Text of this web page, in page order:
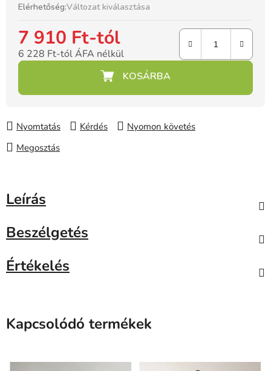
Elérhetőség:Változat kiválasztása
7 910 Ft-tól
6 228 Ft-tól ÁFA nélkül
Egységár:
Nyomtatás Kérdés
Nyomon követés
Megosztás
Leírás
Beszélgetés
Értékelés
Kapcsolódó termékek